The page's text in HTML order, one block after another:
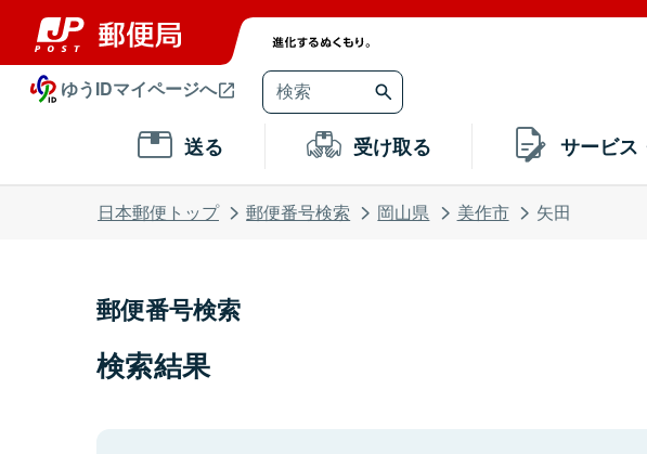
ゆうIDマイページへ
送る 受け取る サービス
日本郵便トップ 郵便番号検索 岡山県 美作市 矢田
郵便番号検索
検索結果